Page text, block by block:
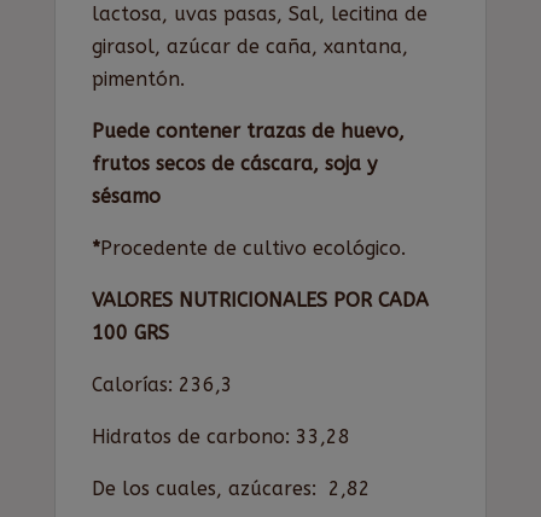
lactosa, uvas pasas, Sal, lecitina de
girasol, azúcar de caña, xantana,
pimentón.
Puede contener trazas de huevo,
frutos secos de cáscara, soja y
sésamo
*Procedente de cultivo ecológico.
VALORES NUTRICIONALES POR CADA
100 GRS
Calorías: 236,3
Hidratos de carbono: 33,28
De los cuales, azúcares: 2,82